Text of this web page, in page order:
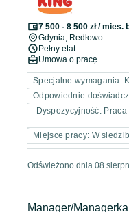
7 500 - 8 500 zł / mies.
Gdynia, Redłowo
Pełny etat
Umowa o pracę
Specjalne wymagania:
Odpowiednie
Dyspozycyjność:
Miejsce pracy: W
Odświeżono dnia 08
Manager/